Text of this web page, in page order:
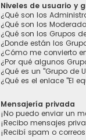
Niveles de usuario y
¿Qué son los
¿Qué son los
¿Qué son los Grupos
¿Donde están los
¿Cómo me convierto
¿Por qué algunos
¿Qué es un "Grupo de
¿Qué es el enlace "El
Mensajería privada
¡No puedo enviar un
¡Recibo mensajes
¡Recibí spam o